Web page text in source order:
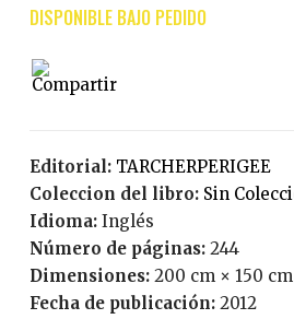
Editorial:
TARCHERPERIGEE
Coleccion del libro:
Sin
Idioma: Inglés
Número de páginas:
244
Dimensiones: 200 cm × 150
Fecha de publicación:
2012